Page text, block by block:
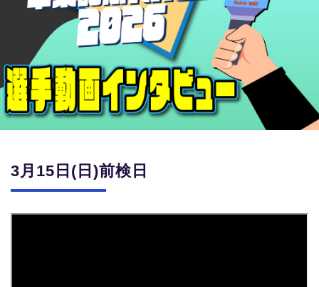
選手ランキング
競輪場ガイド
記者紹介
運営会社概要
3月15日(日)前検日